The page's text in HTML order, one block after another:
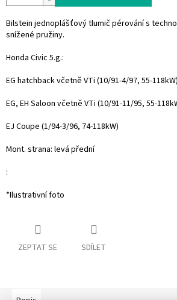
Bilstein jednoplášťový tlumič pérování s
snížené pružiny.
Honda Civic 5.g.:
EG hatchback včetně VTi (10/91-4/97, 55-118kW)
EG, EH Saloon včetně VTi (10/91-11/95, 55-
EJ Coupe (1/94-3/96, 74-118kW)
Mont. strana: levá přední
:
*Ilustrativní foto
ZEPTAT SE SDÍLET